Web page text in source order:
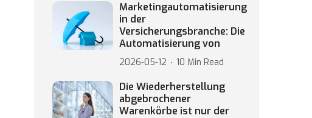
Marketingautomatisierung
in der
Versicherungsbranche: Die
Automatisierung von
2026-05-12 10 Min Read
Die Wiederherstellung
abgebrochener
Warenkörbe ist nur der